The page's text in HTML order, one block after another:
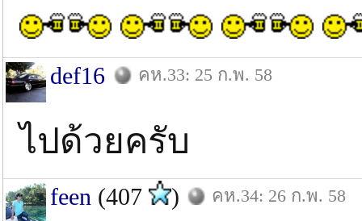
def16 คห.33: 25 ก.พ. 58
ไปด้วยครับ
feen (407 ) คห.34: 26 ก.พ. 58